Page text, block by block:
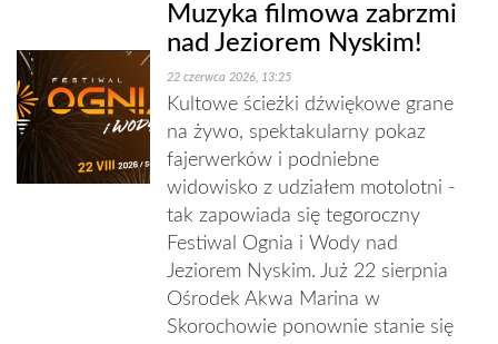
Muzyka filmowa zabrzmi
nad Jeziorem Nyskim!
22 czerwca 2026, 13:25
Kultowe ścieżki dźwiękowe grane
na żywo, spektakularny pokaz
fajerwerków i podniebne
widowisko z udziałem motolotni -
tak zapowiada się tegoroczny
Festiwal Ognia i Wody nad
Jeziorem Nyskim. Już 22 sierpnia
Ośrodek Akwa Marina w
Skorochowie ponownie stanie się